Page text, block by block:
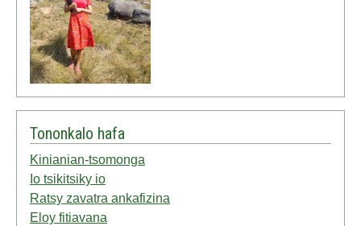
Tononkalo hafa
Kinianian-tsomonga
Io tsikitsiky io
Ratsy zavatra ankafizina
Eloy fitiavana